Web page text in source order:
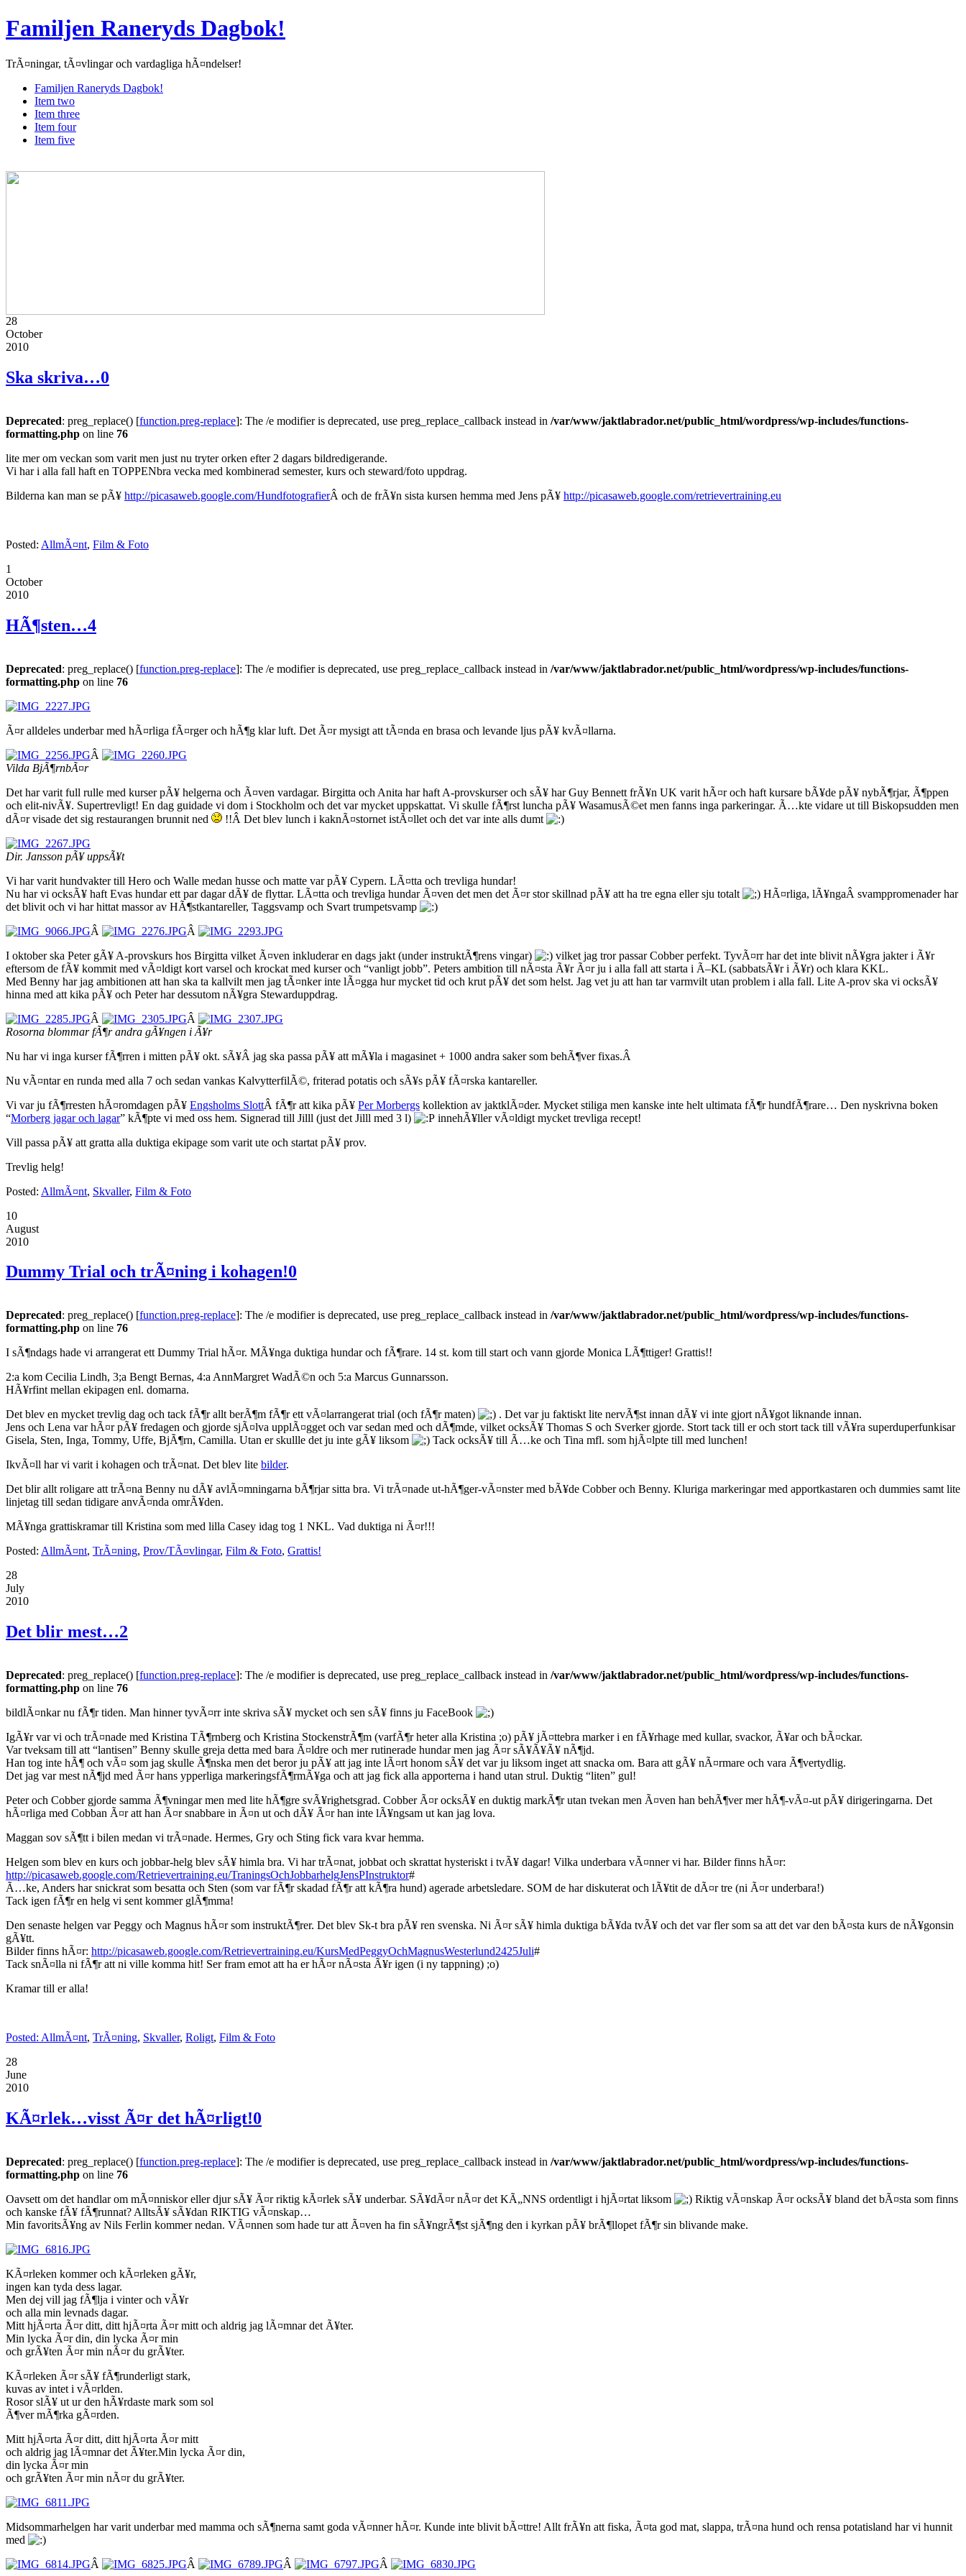
Familjen Raneryds Dagbok!
TrÃ¤ningar, tÃ¤vlingar och vardagliga hÃ¤ndelser!
Familjen Raneryds Dagbok!
Item two
Item three
Item four
Item five
28
October
2010
Ska skriva…0
Deprecated: preg_replace() [function.preg-replace]: The /e modifier is deprecated, use preg_replace_callback instead in /var/www/jaktlabrador.net/public_html/wordpress/wp-includes/functions-
formatting.php on line 76
lite mer om veckan som varit men just nu tryter orken efter 2 dagars bildredigerande.
Vi har i alla fall haft en TOPPENbra vecka med kombinerad semester, kurs och steward/foto uppdrag.
Bilderna kan man se pÃ¥ http://picasaweb.google.com/HundfotografierÂ och de frÃ¥n sista kursen hemma med Jens pÃ¥ http://picasaweb.google.com/retrievertraining.eu
Posted: AllmÃ¤nt, Film & Foto
1
October
2010
HÃ¶sten…4
Deprecated: preg_replace() [function.preg-replace]: The /e modifier is deprecated, use preg_replace_callback instead in /var/www/jaktlabrador.net/public_html/wordpress/wp-includes/functions-
formatting.php on line 76
Ã¤r alldeles underbar med hÃ¤rliga fÃ¤rger och hÃ¶g klar luft. Det Ã¤r mysigt att tÃ¤nda en brasa och levande ljus pÃ¥ kvÃ¤llarna.
Â
Vilda BjÃ¶rnbÃ¤r
Det har varit full rulle med kurser pÃ¥ helgerna och Ã¤ven vardagar. Birgitta och Anita har haft A-provskurser och sÃ¥ har Guy Bennett frÃ¥n UK varit hÃ¤r och haft kursare bÃ¥de pÃ¥ nybÃ¶rjar, Ã¶ppen
och elit-nivÃ¥. Supertrevligt! En dag guidade vi dom i Stockholm och det var mycket uppskattat. Vi skulle fÃ¶rst luncha pÃ¥ WasamusÃ©et men fanns inga parkeringar. Ã…kte vidare ut till Biskopsudden men
dÃ¤r visade det sig restaurangen brunnit ned
!!Â Det blev lunch i kaknÃ¤stornet istÃ¤llet och det var inte alls dumt
Dir. Jansson pÃ¥ uppsÃ¥t
Vi har varit hundvakter till Hero och Walle medan husse och matte var pÃ¥ Cypern. LÃ¤tta och trevliga hundar!
Nu har vi ocksÃ¥ haft Evas hundar ett par dagar dÃ¥ de flyttar. LÃ¤tta och trevliga hundar Ã¤ven det men det Ã¤r stor skillnad pÃ¥ att ha tre egna eller sju totalt
HÃ¤rliga, lÃ¥ngaÂ svamppromenader har
det blivit och vi har hittat massor av HÃ¶stkantareller, Taggsvamp och Svart trumpetsvamp
Â
Â
I oktober ska Peter gÃ¥ A-provskurs hos Birgitta vilket Ã¤ven inkluderar en dags jakt (under instruktÃ¶rens vingar)
vilket jag tror passar Cobber perfekt. TyvÃ¤rr har det inte blivit nÃ¥gra jakter i Ã¥r
eftersom de fÃ¥ kommit med vÃ¤ldigt kort varsel och krockat med kurser och “vanligt jobb”. Peters ambition till nÃ¤sta Ã¥r Ã¤r ju i alla fall att starta i Ã–KL (sabbatsÃ¥r i Ã¥r) och klara KKL.
Med Benny har jag ambitionen att han ska ta kallvilt men jag tÃ¤nker inte lÃ¤gga hur mycket tid och krut pÃ¥ det som helst. Jag vet ju att han tar varmvilt utan problem i alla fall. Lite A-prov ska vi ocksÃ¥
hinna med att kika pÃ¥ och Peter har dessutom nÃ¥gra Stewarduppdrag.
Â
Â
Rosorna blommar fÃ¶r andra gÃ¥ngen i Ã¥r
Nu har vi inga kurser fÃ¶rren i mitten pÃ¥ okt. sÃ¥Â jag ska passa pÃ¥ att mÃ¥la i magasinet + 1000 andra saker som behÃ¶ver fixas.Â
Nu vÃ¤ntar en runda med alla 7 och sedan vankas KalvytterfilÃ©, friterad potatis och sÃ¥s pÃ¥ fÃ¤rska kantareller.
Vi var ju fÃ¶rresten hÃ¤romdagen pÃ¥ Engsholms SlottÂ fÃ¶r att kika pÃ¥ Per Morbergs kollektion av jaktklÃ¤der. Mycket stiliga men kanske inte helt ultimata fÃ¶r hundfÃ¶rare… Den nyskrivna boken
“Morberg jagar och lagar” kÃ¶pte vi med oss hem. Signerad till Jilll (just det Jilll med 3 l)
innehÃ¥ller vÃ¤ldigt mycket trevliga recept!
Vill passa pÃ¥ att gratta alla duktiga ekipage som varit ute och startat pÃ¥ prov.
Trevlig helg!
Posted: AllmÃ¤nt, Skvaller, Film & Foto
10
August
2010
Dummy Trial och trÃ¤ning i kohagen!0
Deprecated: preg_replace() [function.preg-replace]: The /e modifier is deprecated, use preg_replace_callback instead in /var/www/jaktlabrador.net/public_html/wordpress/wp-includes/functions-
formatting.php on line 76
I sÃ¶ndags hade vi arrangerat ett Dummy Trial hÃ¤r. MÃ¥nga duktiga hundar och fÃ¶rare. 14 st. kom till start och vann gjorde Monica LÃ¶ttiger! Grattis!!
2:a kom Cecilia Lindh, 3;a Bengt Bernas, 4:a AnnMargret WadÃ©n och 5:a Marcus Gunnarsson.
HÃ¥rfint mellan ekipagen enl. domarna.
Det blev en mycket trevlig dag och tack fÃ¶r allt berÃ¶m fÃ¶r ett vÃ¤larrangerat trial (och fÃ¶r maten)
. Det var ju faktiskt lite nervÃ¶st innan dÃ¥ vi inte gjort nÃ¥got liknande innan.
Jens och Lena var hÃ¤r pÃ¥ fredagen och gjorde sjÃ¤lva upplÃ¤gget och var sedan med och dÃ¶mde, vilket ocksÃ¥ Thomas S och Sverker gjorde. Stort tack till er och stort tack till vÃ¥ra superduperfunkisar
Gisela, Sten, Inga, Tommy, Uffe, BjÃ¶rn, Camilla. Utan er skullle det ju inte gÃ¥ liksom
Tack ocksÃ¥ till Ã…ke och Tina mfl. som hjÃ¤lpte till med lunchen!
IkvÃ¤ll har vi varit i kohagen och trÃ¤nat. Det blev lite bilder.
Det blir allt roligare att trÃ¤na Benny nu dÃ¥ avlÃ¤mningarna bÃ¶rjar sitta bra. Vi trÃ¤nade ut-hÃ¶ger-vÃ¤nster med bÃ¥de Cobber och Benny. Kluriga markeringar med apportkastaren och dummies samt lite
linjetag till sedan tidigare anvÃ¤nda omrÃ¥den.
MÃ¥nga grattiskramar till Kristina som med lilla Casey idag tog 1 NKL. Vad duktiga ni Ã¤r!!!
Posted: AllmÃ¤nt, TrÃ¤ning, Prov/TÃ¤vlingar, Film & Foto, Grattis!
28
July
2010
Det blir mest…2
Deprecated: preg_replace() [function.preg-replace]: The /e modifier is deprecated, use preg_replace_callback instead in /var/www/jaktlabrador.net/public_html/wordpress/wp-includes/functions-
formatting.php on line 76
bildlÃ¤nkar nu fÃ¶r tiden. Man hinner tyvÃ¤rr inte skriva sÃ¥ mycket och sen sÃ¥ finns ju FaceBook
IgÃ¥r var vi och trÃ¤nade med Kristina TÃ¶rnberg och Kristina StockenstrÃ¶m (varfÃ¶r heter alla Kristina ;o) pÃ¥ jÃ¤ttebra marker i en fÃ¥rhage med kullar, svackor, Ã¥ar och bÃ¤ckar.
Var tveksam till att “lantisen” Benny skulle greja detta med bara Ã¤ldre och mer rutinerade hundar men jag Ã¤r sÃ¥Ã¥Ã¥ nÃ¶jd.
Han tog inte hÃ¶ och vÃ¤ som jag skulle Ã¶nska men det beror ju pÃ¥ att jag inte lÃ¤rt honom sÃ¥ det var ju liksom inget att snacka om. Bara att gÃ¥ nÃ¤rmare och vara Ã¶vertydlig.
Det jag var mest nÃ¶jd med Ã¤r hans ypperliga markeringsfÃ¶rmÃ¥ga och att jag fick alla apporterna i hand utan strul. Duktig “liten” gul!
Peter och Cobber gjorde samma Ã¶vningar men med lite hÃ¶gre svÃ¥righetsgrad. Cobber Ã¤r ocksÃ¥ en duktig markÃ¶r utan tvekan men Ã¤ven han behÃ¶ver mer hÃ¶-vÃ¤-ut pÃ¥ dirigeringarna. Det
hÃ¤rliga med Cobban Ã¤r att han Ã¤r snabbare in Ã¤n ut och dÃ¥ Ã¤r han inte lÃ¥ngsam ut kan jag lova.
Maggan sov sÃ¶tt i bilen medan vi trÃ¤nade. Hermes, Gry och Sting fick vara kvar hemma.
Helgen som blev en kurs och jobbar-helg blev sÃ¥ himla bra. Vi har trÃ¤nat, jobbat och skrattat hysteriskt i tvÃ¥ dagar! Vilka underbara vÃ¤nner vi har. Bilder finns hÃ¤r:
http://picasaweb.google.com/Retrievertraining.eu/TraningsOchJobbarhelgJensPInstruktor#
Ã…ke, Anders har snickrat som besatta och Sten (som var fÃ¶r skadad fÃ¶r att kÃ¶ra hund) agerade arbetsledare. SOM de har diskuterat och lÃ¥tit de dÃ¤r tre (ni Ã¤r underbara!)
Tack igen fÃ¶r en helg vi sent kommer glÃ¶mma!
Den senaste helgen var Peggy och Magnus hÃ¤r som instruktÃ¶rer. Det blev Sk-t bra pÃ¥ ren svenska. Ni Ã¤r sÃ¥ himla duktiga bÃ¥da tvÃ¥ och det var fler som sa att det var den bÃ¤sta kurs de nÃ¥gonsin
gÃ¥tt.
Bilder finns hÃ¤r: http://picasaweb.google.com/Retrievertraining.eu/KursMedPeggyOchMagnusWesterlund2425Juli#
Tack snÃ¤lla ni fÃ¶r att ni ville komma hit! Ser fram emot att ha er hÃ¤r nÃ¤sta Ã¥r igen (i ny tappning) ;o)
Kramar till er alla!
Posted: AllmÃ¤nt, TrÃ¤ning, Skvaller, Roligt, Film & Foto
28
June
2010
KÃ¤rlek…visst Ã¤r det hÃ¤rligt!0
Deprecated: preg_replace() [function.preg-replace]: The /e modifier is deprecated, use preg_replace_callback instead in /var/www/jaktlabrador.net/public_html/wordpress/wp-includes/functions-
formatting.php on line 76
Oavsett om det handlar om mÃ¤nniskor eller djur sÃ¥ Ã¤r riktig kÃ¤rlek sÃ¥ underbar. SÃ¥dÃ¤r nÃ¤r det KÃ„NNS ordentligt i hjÃ¤rtat liksom
Riktig vÃ¤nskap Ã¤r ocksÃ¥ bland det bÃ¤sta som finns
och kanske fÃ¥ fÃ¶runnat? AlltsÃ¥ sÃ¥dan RIKTIG vÃ¤nskap…
Min favoritsÃ¥ng av Nils Ferlin kommer nedan. VÃ¤nnen som hade tur att Ã¤ven ha fin sÃ¥ngrÃ¶st sjÃ¶ng den i kyrkan pÃ¥ brÃ¶llopet fÃ¶r sin blivande make.
KÃ¤rleken kommer och kÃ¤rleken gÃ¥r,
ingen kan tyda dess lagar.
Men dej vill jag fÃ¶lja i vinter och vÃ¥r
och alla min levnads dagar.
Mitt hjÃ¤rta Ã¤r ditt, ditt hjÃ¤rta Ã¤r mitt och aldrig jag lÃ¤mnar det Ã¥ter.
Min lycka Ã¤r din, din lycka Ã¤r min
och grÃ¥ten Ã¤r min nÃ¤r du grÃ¥ter.
KÃ¤rleken Ã¤r sÃ¥ fÃ¶runderligt stark,
kuvas av intet i vÃ¤rlden.
Rosor slÃ¥ ut ur den hÃ¥rdaste mark som sol
Ã¶ver mÃ¶rka gÃ¤rden.
Mitt hjÃ¤rta Ã¤r ditt, ditt hjÃ¤rta Ã¤r mitt
och aldrig jag lÃ¤mnar det Ã¥ter.Min lycka Ã¤r din,
din lycka Ã¤r min
och grÃ¥ten Ã¤r min nÃ¤r du grÃ¥ter.
Midsommarhelgen har varit underbar med mamma och sÃ¶nerna samt goda vÃ¤nner hÃ¤r. Kunde inte blivit bÃ¤ttre! Allt frÃ¥n att fiska, Ã¤ta god mat, slappa, trÃ¤na hund och rensa potatisland har vi hunnit
med
Â
Â Â Â